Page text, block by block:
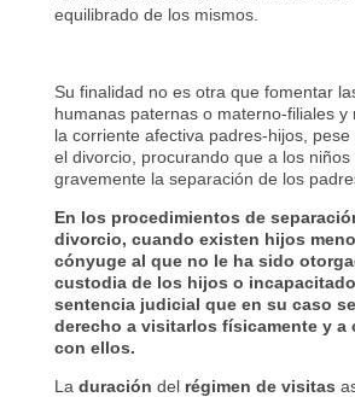
equilibrado de los mismos.
Su finalidad no es otra que fomentar
humanas paternas o materno-filiales y
la corriente afectiva padres-hijos,
el divorcio, procurando que a los niños
gravemente la separación de los
En los procedimientos de
divorcio, cuando existen hijos
cónyuge al que no le ha sido
custodia de los hijos o
sentencia judicial que en su caso
derecho a visitarlos físicamente y a
con ellos.
La duración del régimen de visitas